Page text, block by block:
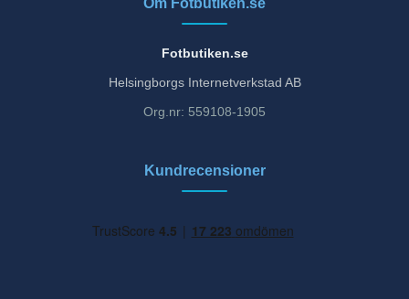
Fotbutiken.se
Helsingborgs Internetverkstad AB
Org.nr: 559108-1905
Kundrecensioner